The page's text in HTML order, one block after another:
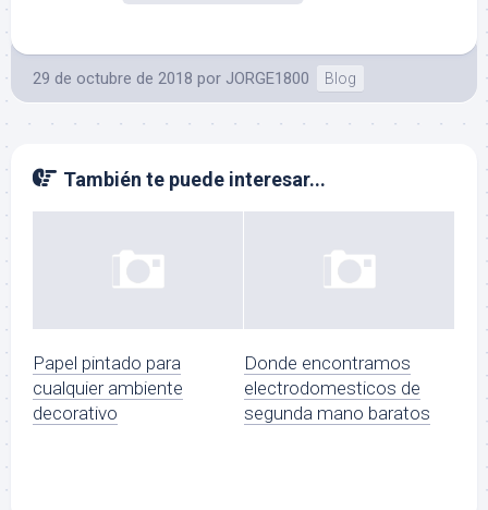
29 de octubre de 2018 por JORGE1800 Blog
También te puede interesar...
Papel pintado para
cualquier ambiente
decorativo
Donde encontramos
electrodomesticos de
segunda mano baratos